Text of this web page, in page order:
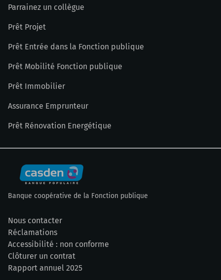
Parrainez un collègue
Prêt Projet
Prêt Entrée dans la Fonction publique
Prêt Mobilité Fonction publique
Prêt Immobilier
Assurance Emprunteur
Prêt Rénovation Energétique
Banque coopérative de la Fonction publique
Nous contacter
Réclamations
Accessibilité : non conforme
Clôturer un contrat
Rapport annuel 2025